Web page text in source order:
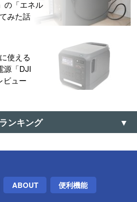
の「エネル
みた話
使える
源「DJI
ビュー
ンキング
Readerのオフラインインストーラー
ラブルシュート（Windows・Mac・
ABOUT 便利機能